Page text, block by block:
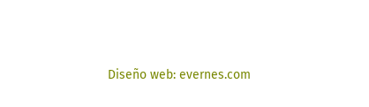
Diseño web: evernes.com